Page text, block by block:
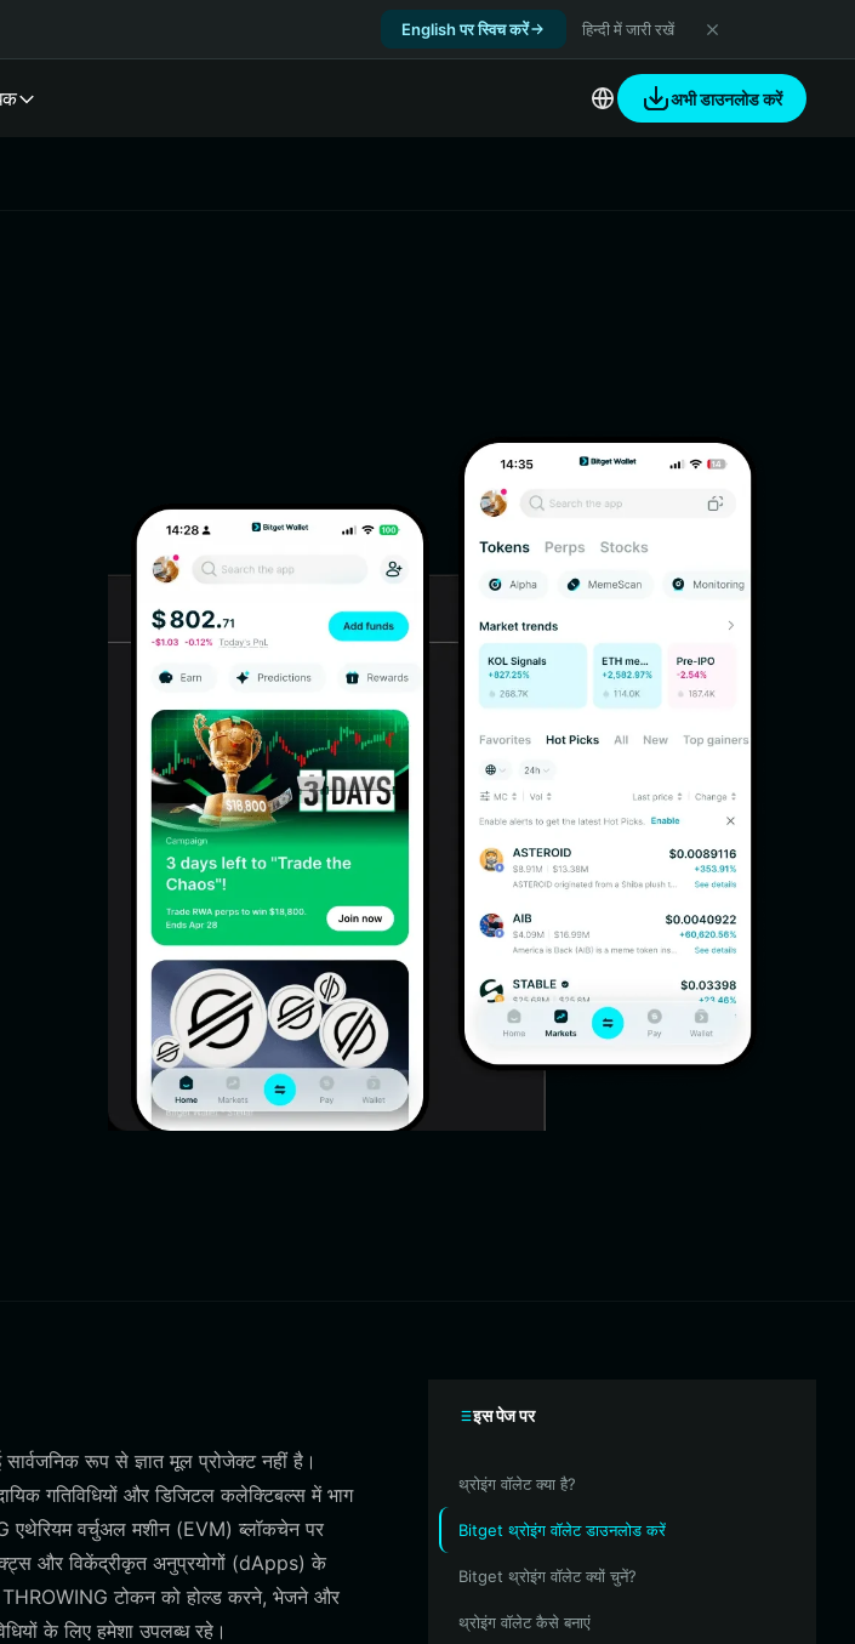
English पर स्विच करें हिन्दी में जारी रखें
अभी डाउनलोड करें
रूप से ज्ञात मूल प्रोजेक्ट नहीं है।
गतिविधियों और डिजिटल कलेक्टिबल्स में भाग
एथेरियम वर्चुअल मशीन (EVM) ब्लॉकचेन पर
और विकेंद्रीकृत अनुप्रयोगों (dApps) के
टोकन को होल्ड करने, भेजने और
के लिए हमेशा उपलब्ध रहे।
इस पेज पर
थ्रोइंग वॉलेट क्या है?
Bitget थ्रोइंग वॉलेट डाउनलोड करें
Bitget थ्रोइंग वॉलेट क्यों चुनें?
थ्रोइंग वॉलेट कैसे बनाएं